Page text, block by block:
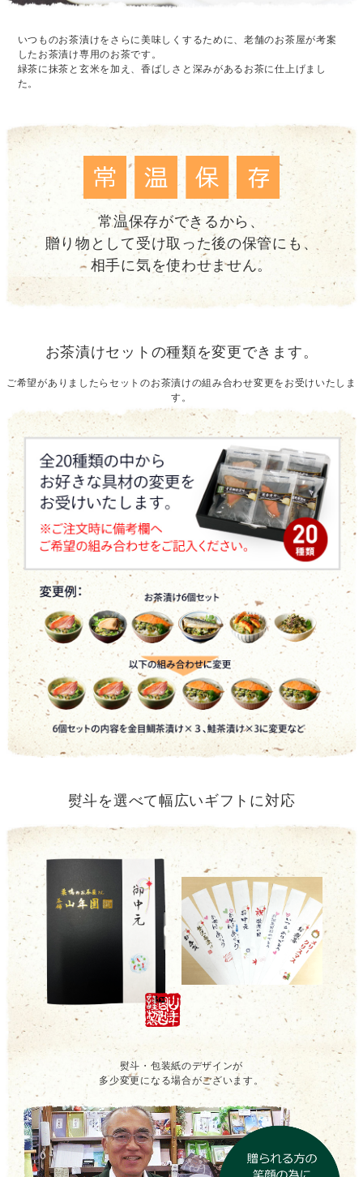
いつものお茶漬けをさらに美味しくするために、老舗のお茶屋が考案
したお茶漬け専用のお茶です。
緑茶に抹茶と玄米を加え、香ばしさと深みがあるお茶に仕上げまし
た。
常温保存ができるから、
贈り物として受け取った後の保管にも、
相手に気を使わせません。
お茶漬けセットの種類を変更できます。
ご希望がありましたらセットのお茶漬けの組み合わせ変更をお受けいたしま
す。
熨斗を選べて幅広いギフトに対応
熨斗・包装紙のデザインが
多少変更になる場合がございます。